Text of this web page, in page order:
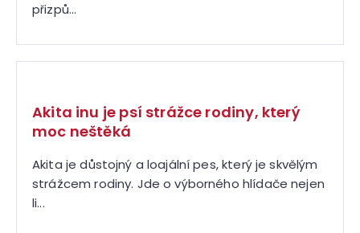
přizpů...
Akita inu je psí strážce rodiny, který
moc neštěká
Akita je důstojný a loajální pes, který je skvělým
strážcem rodiny. Jde o výborného hlídače nejen
li...